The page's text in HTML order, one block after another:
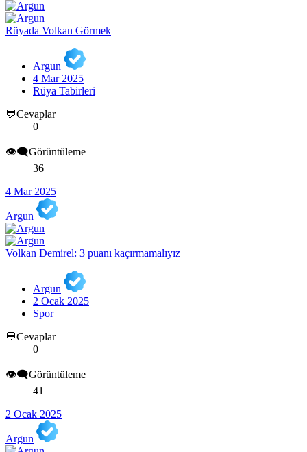
Rüyada Volkan Görmek
Argun
4 Mar 2025
Rüya Tabirleri
💬Cevaplar
0
👁️‍🗨️Görüntüleme
36
4 Mar 2025
Argun
Volkan Demirel: 3 puanı kaçırmamalıyız
Argun
2 Ocak 2025
Spor
💬Cevaplar
0
👁️‍🗨️Görüntüleme
41
2 Ocak 2025
Argun